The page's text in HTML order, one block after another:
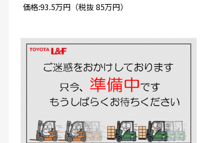
価格:93.5万円（税抜 85万円）